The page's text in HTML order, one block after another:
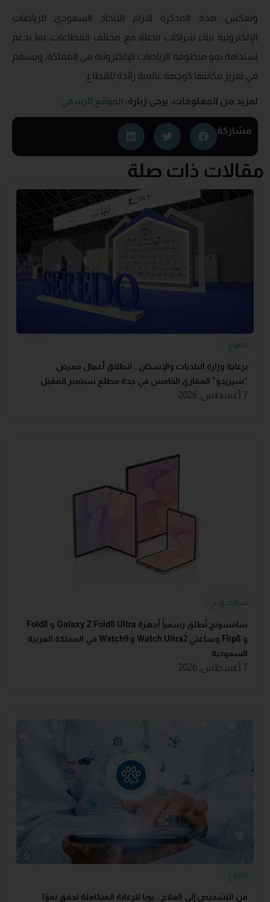
وتعكس هذه المذكرة التزام الاتحاد السعودي للرياضات
الإلكترونية ببناء شراكات فاعلة مع مختلف القطاعات، بما يدعم
استدامة نمو منظومة الرياضات الإلكترونية في المملكة، ويسهم
في تعزيز مكانتها كوجهة عالمية رائدة للقطاع.
لمزيد من المعلومات، يرجى زيارة: الموقع الرسمي
مشاركة
مقالات ذات صلة
متنوع
برعاية وزارة البلديات والإسكان.. انطلاق أعمال معرض
“سيريدو” العقاري الخامس في جدة مطلع سبتمبر المقبل
7 أغسطس, 2026
سامسونج
سامسونج تُطلق رسمياً أجهزة Galaxy Z Fold8 Ultra و Fold8
و Flip8 وساعتي Watch Ultra2 و Watch9 في المملكة العربية
السعودية
7 أغسطس, 2026
متنوع
من التشخيص إلى العلاج.. بوبا للرعاية المتكاملة تحقق نموًا